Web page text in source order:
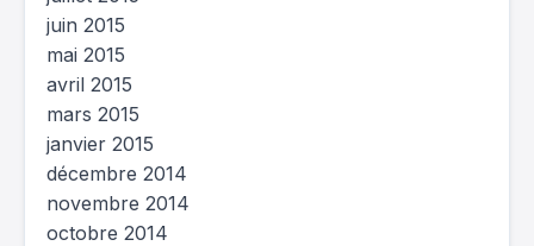
juin 2015
mai 2015
avril 2015
mars 2015
janvier 2015
décembre 2014
novembre 2014
octobre 2014